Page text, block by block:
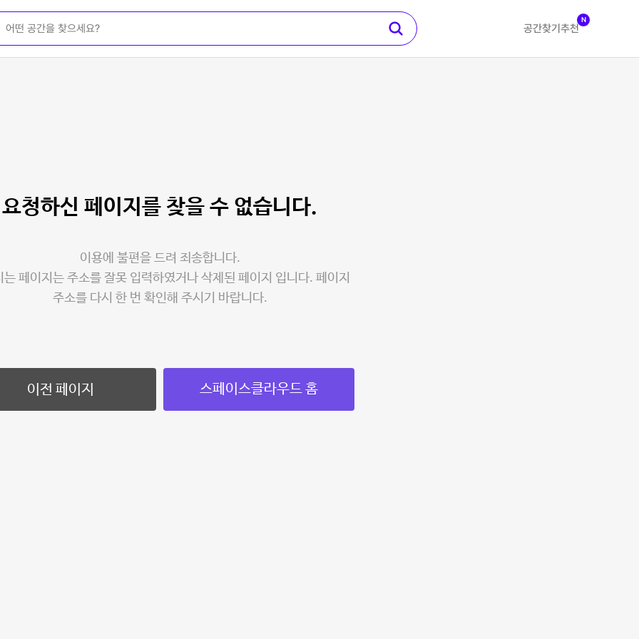
공간찾기 추천
N
요청하신 페이지를 찾을 수 없습니다.
이용에 불편을 드려 죄송합니다.
는 페이지는 주소를 잘못 입력하였거나 삭제된 페이지 입니다. 페이지
주소를 다시 한 번 확인해 주시기 바랍니다.
이전 페이지 스페이스클라우드 홈